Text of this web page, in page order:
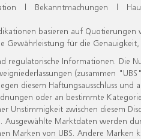
| Bekanntmachungen |
basieren auf
Gewährleistung für die
regulatorische Informationen. Die
(zusammen
diesem Haftungsausschluss
oder an bestimmte
Unstimmigkeit zwischen diesem
Ausgewählte Marktdaten werden
Marken von UBS. Andere Marken